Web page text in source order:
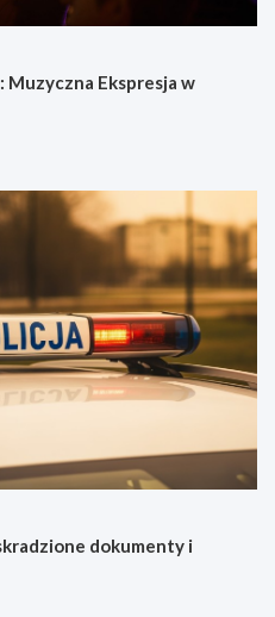
Ekspresja w
dokumenty i